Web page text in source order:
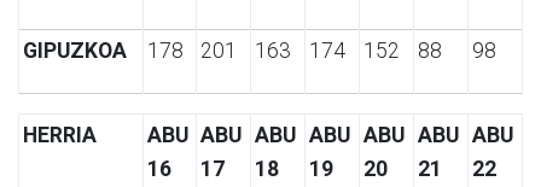
GIPUZKOA 178 201 163 174 152 88 98
HERRIA
ABU
16
ABU
17
ABU
18
ABU
19
ABU
20
ABU
21
ABU
22